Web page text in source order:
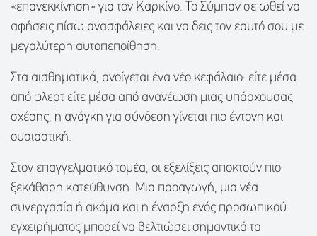
«επανεκκίνηση» για τον Καρκίνο. Το Σύμπαν σε ωθεί να
αφήσεις πίσω ανασφάλειες και να δεις τον εαυτό σου με
μεγαλύτερη αυτοπεποίθηση.
Στα αισθηματικά, ανοίγεται ένα νέο κεφάλαιο: είτε μέσα
από φλερτ είτε μέσα από ανανέωση μιας υπάρχουσας
σχέσης, η ανάγκη για σύνδεση γίνεται πιο έντονη και
ουσιαστική.
Στον επαγγελματικό τομέα, οι εξελίξεις αποκτούν πιο
ξεκάθαρη κατεύθυνση. Μια προαγωγή, μια νέα
συνεργασία ή ακόμα και η έναρξη ενός προσωπικού
εγχειρήματος μπορεί να βελτιώσει σημαντικά τα